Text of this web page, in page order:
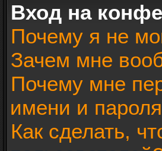
Вход на
Почему я не
Зачем мне
Почему мне
имени и
Как сделать,